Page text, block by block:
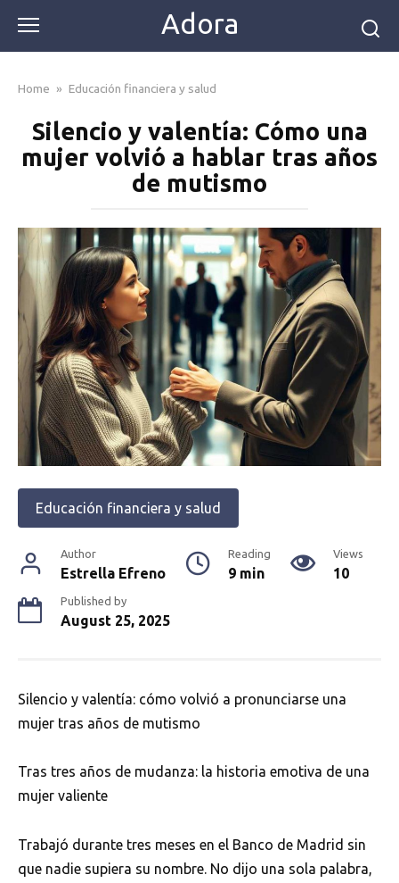
content
Adora
Home » Educación financiera y salud
Silencio y valentía: Cómo una
mujer volvió a hablar tras años
de mutismo
Educación financiera y salud
Author
Estrella Efreno
Reading
9 min
Views
10
Published by
August 25, 2025
Silencio y valentía: cómo volvió a pronunciarse una
mujer tras años de mutismo
Tras tres años de mudanza: la historia emotiva de una
mujer valiente
Trabajó durante tres meses en el Banco de Madrid sin
que nadie supiera su nombre. No dijo una sola palabra,